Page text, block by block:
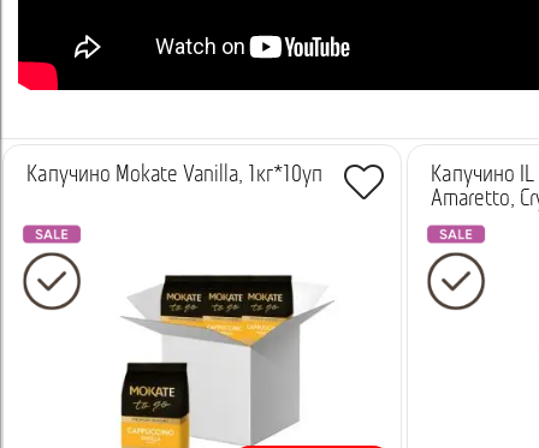
Капучино Mokate Vanilla, 1кг*10уп
Капучино
Amaretto,